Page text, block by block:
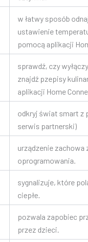
w łatwy sposób
ustawienie
pomocą aplikacji
sprawdź, czy
znajdź pzepisy
aplikacji Home
odkryj świat smart z
serwis partnerski)
urządzenie
oprogramowania.
sygnalizuje, które
ciepłe.
pozwala zapobiec
przez dzieci.